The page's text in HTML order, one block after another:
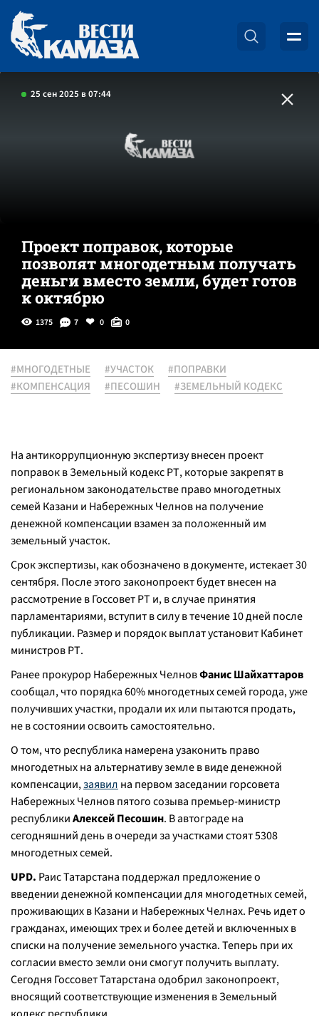
25 сен 2025 в 07:44
Проект поправок, которые
позволят многодетным получать
деньги вместо земли, будет готов
к октябрю
1375 7 0 0
#МНОГОДЕТНЫЕ #УЧАСТОК
#ПОПРАВКИ
#КОМПЕНСАЦИЯ
#ПЕСОШИН #ЗЕМЕЛЬНЫЙ КОДЕКС
На антикоррупционную экспертизу внесен проект
поправок в Земельный кодекс РТ, которые закрепят в
региональном законодательстве право многодетных
семей Казани и Набережных Челнов на получение
денежной компенсации взамен за положенный им
земельный участок.
Срок экспертизы, как обозначено в документе, истекает 30
сентября. После этого законопроект будет внесен на
рассмотрение в Госсовет РТ и, в случае принятия
парламентариями, вступит в силу в течение 10 дней после
публикации. Размер и порядок выплат установит Кабинет
министров РТ.
Ранее прокурор Набережных ЧелновФанис Шайхаттаров
сообщал, что порядка 60% многодетных семей города, уже
получивших участки, продали их или пытаются продать,
не в состоянии освоить самостоятельно.
О том, что республика намерена узаконить право
многодетных на альтернативу земле в виде денежной
компенсации,заявил на первом заседании горсовета
Набережных Челнов пятого созыва премьер-министр
республикиАлексей Песошин. В автограде на
сегодняшний день в очереди за участками стоят 5308
многодетных семей.
UPD. Раис Татарстана поддержал предложение о
введении денежной компенсации для многодетных семей,
проживающих в Казани и Набережных Челнах. Речь идет о
гражданах, имеющих трех и более детей и включенных в
списки на получение земельного участка. Теперь при их
согласии вместо земли они смогут получить выплату.
Сегодня Госсовет Татарстана одобрил законопроект,
вносящий соответствующие изменения в Земельный